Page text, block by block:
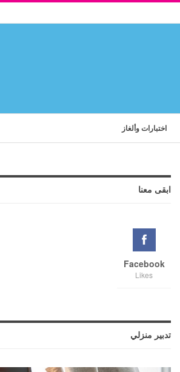
اختبارات وألغاز
ابقى معنا
Facebook
Likes
تدبير منزلي